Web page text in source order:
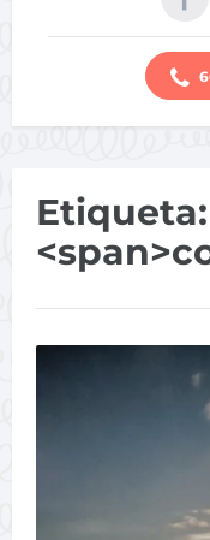
Etiqueta: